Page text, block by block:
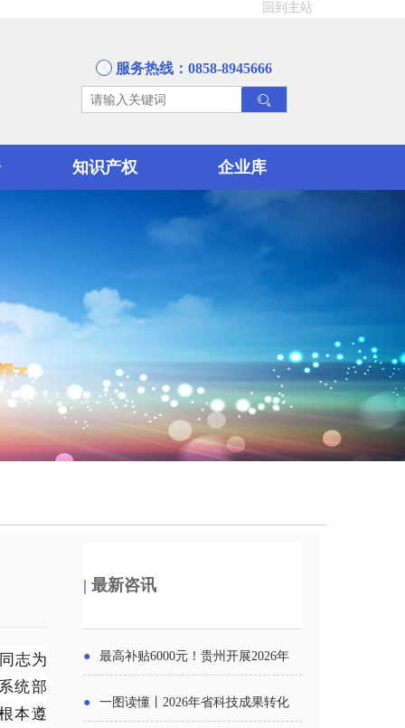
回到主站
服务热线：0858-8945666
知识产权 企业库
志为
统部
本遵
|最新咨讯
● 最高补贴6000元！贵州开展2026年
● 一图读懂丨2026年省科技成果转化